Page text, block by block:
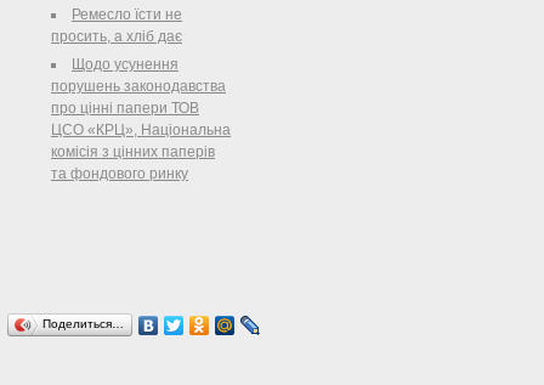
Ремесло їсти не
просить, а хліб дає
Щодо усунення
порушень законодавства
про цінні папери ТОВ
ЦСО «КРЦ», Національна
комісія з цінних паперів
та фондового ринку
Поделиться…